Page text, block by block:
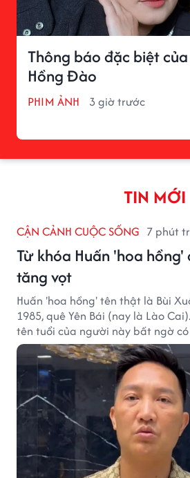
Thông báo đặc biệt
Hồng Đào
PHIM ẢNH 3 giờ trước
TIN MỚI
CẬN CẢNH CUỘC SỐNG 7 phút
Từ khóa Huấn 'hoa
tăng vọt
Huấn 'hoa hồng' tên thật là Bùi
1985, quê Yên Bái (nay là Lào
tên tuổi của người này bất ngờ
vọt.